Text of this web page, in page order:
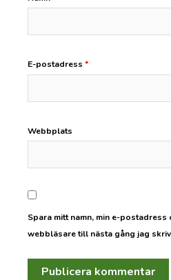
E-postadress *
Webbplats
Spara mitt namn, min e-
webbläsare till nästa gång jag